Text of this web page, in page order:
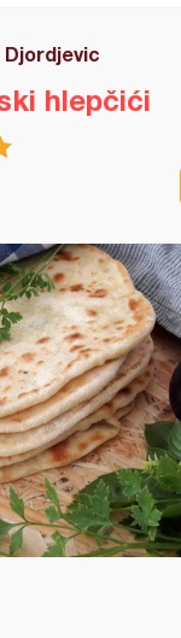
Djordjevic
hlepčići